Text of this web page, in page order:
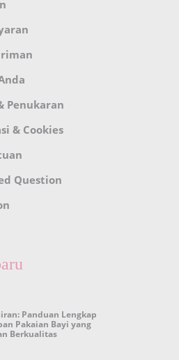
Penukaran
& Cookies
Question
Panduan Lengkap
Pakaian Bayi yang
Berkualitas